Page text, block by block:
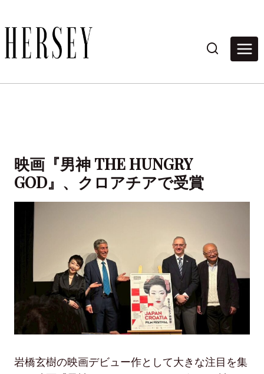
容
を
ス
映画『男神 THE HUNGRY
GOD』、クロアチアで受賞
岩橋玄樹の映画デビュー作として大きな注目を集